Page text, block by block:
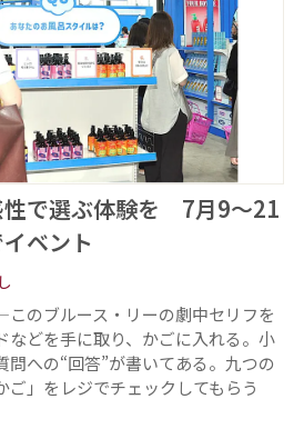
性で選ぶ体験を 7月9～21
ベント
のブルース・リーの劇中セリフを
などを手に取り、かごに入れる。小
への“回答”が書いてある。九つの
ご」をレジでチェックしてもらう